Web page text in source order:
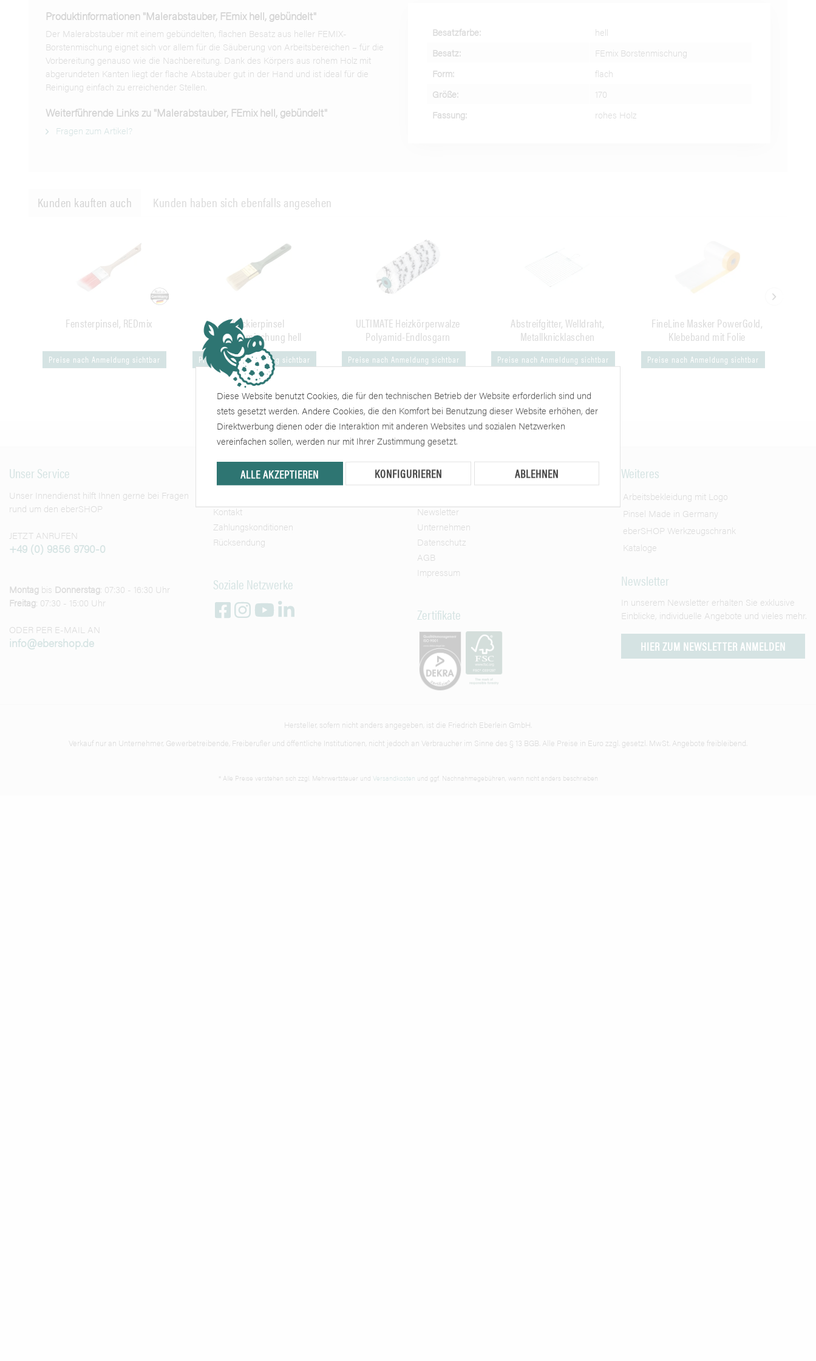
Produktinformationen "Malerabstauber, FEmix hell, gebündelt"
Der Malerabstauber mit einem gebündelten, flachen Besatz aus heller FEMIX-
Borstenmischung eignet sich vor allem für die Säuberung von Arbeitsbereichen – für die
Vorbereitung genauso wie die Nachbereitung. Dank des Körpers aus rohem Holz mit
abgerundeten Kanten liegt der flache Abstauber gut in der Hand und ist ideal für die
Reinigung einfach zu erreichender Stellen.
Weiterführende Links zu "Malerabstauber, FEmix hell, gebündelt"
Fragen zum Artikel?
Besatzfarbe:
hell
Besatz:
FEmix Borstenmischung
Form:
flach
Größe:
170
Fassung:
rohes Holz
Kunden kauften auch Kunden haben sich ebenfalls angesehen
Fensterpinsel, REDmix
Preise nach Anmeldung sichtbar
Lackierpinsel
Borstenmischung hell
Preise nach Anmeldung sichtbar
ULTIMATE Heizkörperwalze
Polyamid-Endlosgarn
Preise nach Anmeldung sichtbar
Abstreifgitter, Welldraht,
Metallknicklaschen
Preise nach Anmeldung sichtbar
FineLine Masker PowerGold,
Klebeband mit Folie
Preise nach Anmeldung sichtbar
Unser Service
Unser Innendienst hilft Ihnen gerne bei Fragen
rund um den eberSHOP
JETZT ANRUFEN
+49 (0) 9856 9790-0
Montag bis Donnerstag: 07:30 - 16:30 Uhr
Freitag: 07:30 - 15:00 Uhr
ODER PER E-MAIL AN
info@ebershop.de
Kontakt
Zahlungskonditionen
Rücksendung
Soziale Netzwerke
Informationen
Newsletter
Unternehmen
Datenschutz
AGB
Impressum
Zertifikate
Weiteres
Arbeitsbekleidung mit Logo
Pinsel Made in Germany
eberSHOP Werkzeugschrank
Kataloge
Newsletter
In unserem Newsletter erhalten Sie exklusive
Einblicke, individuelle Angebote und vieles mehr.
HIER ZUM NEWSLETTER ANMELDEN
Hersteller, sofern nicht anders angegeben, ist die Friedrich Eberlein GmbH.
Verkauf nur an Unternehmer, Gewerbetreibende, Freiberufler und öffentliche Institutionen, nicht jedoch an Verbraucher im Sinne des § 13 BGB. Alle Preise in Euro zzgl. gesetzl. MwSt. Angebote freibleibend.
* Alle Preise verstehen sich zzgl. Mehrwertsteuer und Versandkosten und ggf. Nachnahmegebühren, wenn nicht anders beschrieben
Diese Website benutzt Cookies, die für den technischen Betrieb der Website erforderlich sind und
stets gesetzt werden. Andere Cookies, die den Komfort bei Benutzung dieser Website erhöhen, der
Direktwerbung dienen oder die Interaktion mit anderen Websites und sozialen Netzwerken
vereinfachen sollen, werden nur mit Ihrer Zustimmung gesetzt.
ALLE AKZEPTIEREN KONFIGURIEREN ABLEHNEN